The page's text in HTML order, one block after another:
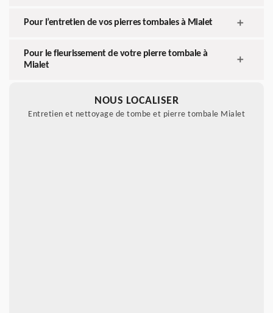
Pour l’entretien de vos pierres tombales à Mialet
Pour le fleurissement de votre pierre tombale à
Mialet
NOUS LOCALISER
Entretien et nettoyage de tombe et pierre tombale Mialet